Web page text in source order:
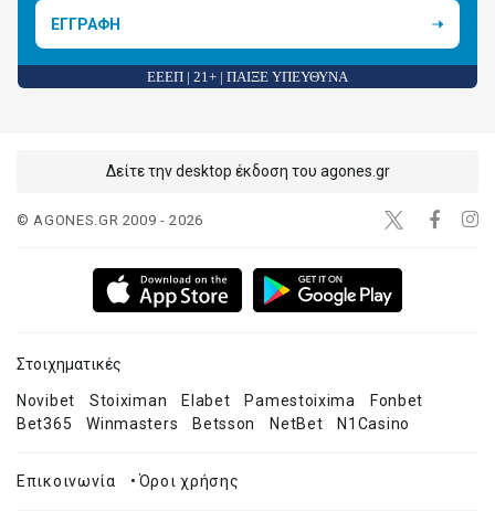
ΕΓΓΡΑΦΗ
ΕΕΕΠ | 21+ | ΠΑΙΞΕ ΥΠΕΥΘΥΝΑ
Δείτε την desktop έκδοση του agones.gr
© AGONES.GR 2009 - 2026
Στοιχηματικές
Novibet Stoiximan Elabet Pamestoixima
Fonbet
Bet365
Winmasters Betsson NetBet N1Casino
Επικοινωνία •Όροι χρήσης